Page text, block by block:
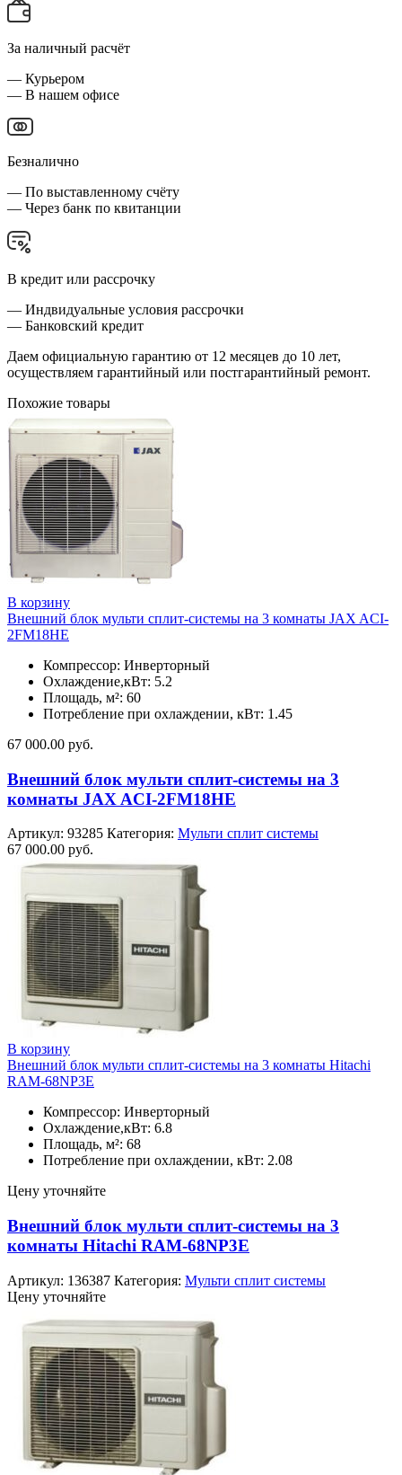
За наличный расчёт
— Курьером
— В нашем офисе
Безналично
— По выставленному счёту
— Через банк по квитанции
В кредит или рассрочку
— Индвидуальные условия рассрочки
— Банковский кредит
Даем официальную гарантию от 12 месяцев до 10 лет,
осуществляем гарантийный или постгарантийный ремонт.
Похожие товары
В корзину
Внешний блок мульти сплит-системы на 3 комнаты JAX ACI-
2FM18HE
Компрессор: Инверторный
Охлаждение,кВт: 5.2
Площадь, м²: 60
Потребление при охлаждении, кВт: 1.45
67 000.00 руб.
Внешний блок мульти сплит-системы на 3
комнаты JAX ACI-2FM18HE
Артикул: 93285 Категория: Мульти сплит системы
67 000.00 руб.
В корзину
Внешний блок мульти сплит-системы на 3 комнаты Hitachi
RAM-68NP3E
Компрессор: Инверторный
Охлаждение,кВт: 6.8
Площадь, м²: 68
Потребление при охлаждении, кВт: 2.08
Цену уточняйте
Внешний блок мульти сплит-системы на 3
комнаты Hitachi RAM-68NP3E
Артикул: 136387 Категория: Мульти сплит системы
Цену уточняйте